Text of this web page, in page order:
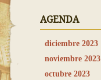
AGENDA
diciembre 2023
noviembre 2023
octubre 2023